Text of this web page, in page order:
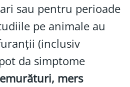
sau pentru perioade
pe animale au
(inclusiv
da simptome
mers